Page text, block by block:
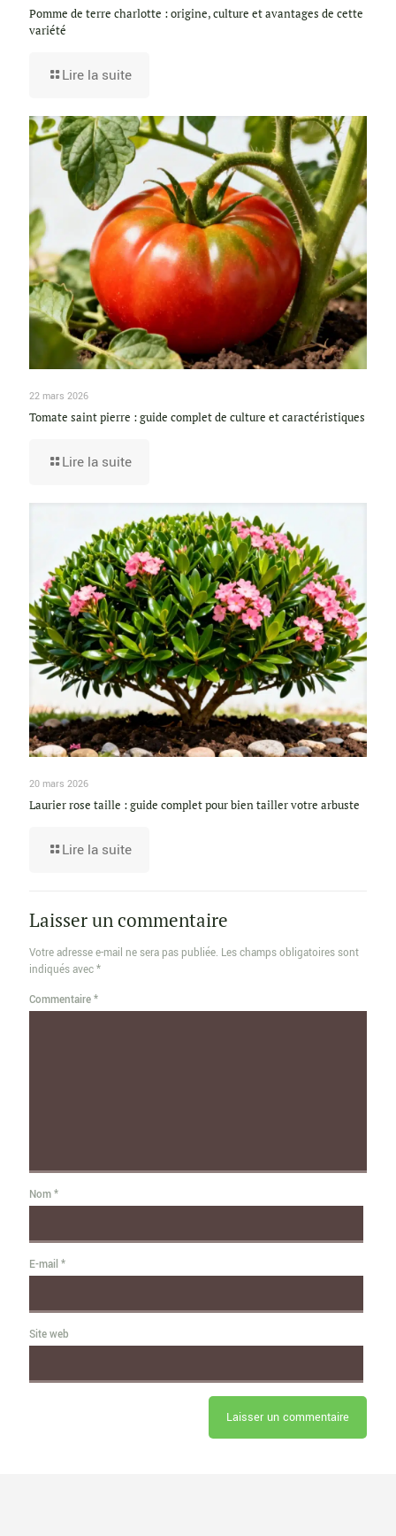
Pomme de terre charlotte : origine, culture et avantages de cette
variété
Lire la suite
22 mars 2026
Tomate saint pierre : guide complet de culture et caractéristiques
Lire la suite
20 mars 2026
Laurier rose taille : guide complet pour bien tailler votre arbuste
Lire la suite
Laisser un commentaire
Votre adresse e-mail ne sera pas publiée. Les champs obligatoires sont
indiqués avec*
Commentaire*
Nom*
E-mail *
Site web